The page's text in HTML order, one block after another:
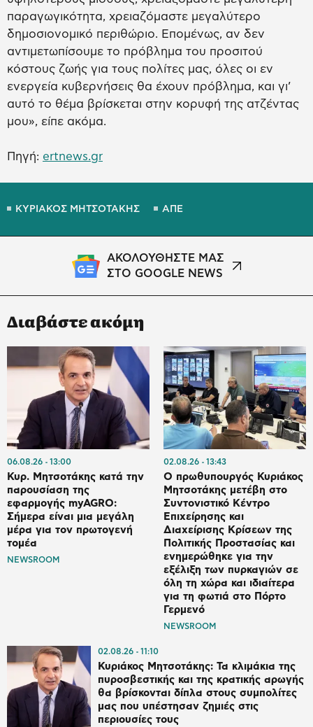
παραγωγικότητα, χρειαζόμαστε μεγαλύτερο
δημοσιονομικό περιθώριο. Επομένως, αν δεν
αντιμετωπίσουμε το πρόβλημα του προσιτού
κόστους ζωής για τους πολίτες μας, όλες οι εν
ενεργεία κυβερνήσεις θα έχουν πρόβλημα, και γι’
αυτό το θέμα βρίσκεται στην κορυφή της ατζέντας
μου», είπε ακόμα.
Πηγή: ertnews.gr
ΚΥΡΙΑΚΟΣ ΜΗΤΣΟΤΑΚΗΣ ΑΠΕ
ΑΚΟΛΟΥΘΗΣΤΕ ΜΑΣ
ΣΤΟ GOOGLE NEWS
Διαβάστε ακόμη
06.08.26 13:00
Κυρ. Μητσοτάκης κατά την
παρουσίαση της
εφαρμογής myAGRO:
Σήμερα είναι μια μεγάλη
μέρα για τον πρωτογενή
τομέα
NEWSROOM
02.08.26 13:43
Ο πρωθυπουργός Κυριάκος
Μητσοτάκης μετέβη στο
Συντονιστικό Κέντρο
Επιχείρησης και
Διαχείρισης Κρίσεων της
Πολιτικής Προστασίας και
ενημερώθηκε για την
εξέλιξη των πυρκαγιών σε
όλη τη χώρα και ιδιαίτερα
για τη φωτιά στο Πόρτο
Γερμενό
NEWSROOM
02.08.26 11:10
Κυριάκος Μητσοτάκης: Τα κλιμάκια της
πυροσβεστικής και της κρατικής αρωγής
θα βρίσκονται δίπλα στους συμπολίτες
μας που υπέστησαν ζημιές στις
περιουσίες τους